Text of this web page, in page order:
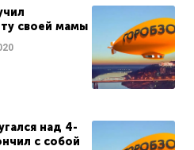
своей мамы
над 4-
с собой